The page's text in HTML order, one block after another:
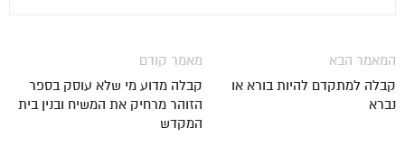
מאמר קודם
קבלה מדוע מי שלא עוסק בספר
הזוהר מרחיק את המשיח ובנין בית
המקדש
המאמר הבא
קבלה למתקדם להיות בורא או
נברא